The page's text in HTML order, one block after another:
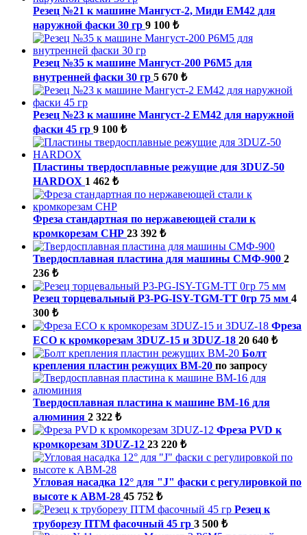
Резец №21 к машине Мангуст-2, Миди ЕМ42 для
наружной фаски 30 гр 9 100 ₺
Резец №35 к машине Мангуст-200 Р6М5 для
внутренней фаски 30 гр 5 670 ₺
Резец №23 к машине Мангуст-2 ЕМ42 для наружной
фаски 45 гр 9 100 ₺
Пластины твердосплавные режущие для 3DUZ-50
HARDOX 1 462 ₺
Фреза стандартная по нержавеющей стали к
кромкорезам СНР 23 392 ₺
Твердосплавная пластина для машины СМФ-900 2
236 ₺
Резец торцевальный P3-PG-ISY-TGM-ТТ 0гр 75 мм 4
300 ₺
Фреза
ECO к кромкорезам 3DUZ-15 и 3DUZ-18 20 640 ₺
Болт
крепления пластин режущих ВМ-20 по запросу
Твердосплавная пластина к машине ВМ-16 для
алюминия 2 322 ₺
Фреза PVD к
кромкорезам 3DUZ-12 23 220 ₺
Угловая насадка 12° для "J" фаски с регулировкой по
высоте к АВМ-28 45 752 ₺
Резец к
труборезу ПТМ фасочный 45 гр 3 500 ₺